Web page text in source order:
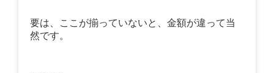
要は、ここが揃っていないと、金額が違って当
然です。